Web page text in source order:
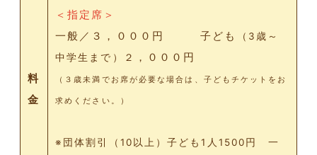
料
金
＜指定席＞
一般／３，０００円 子ども
（3歳～
中学生まで）２
，０００円
（３歳未満でお席が必要な場合は、子どもチケットをお
求めください。）
※団体割引（10以上）子ども1人1500円 一